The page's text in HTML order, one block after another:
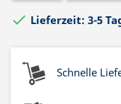
 Lieferzeit: 3-5
Schnelle